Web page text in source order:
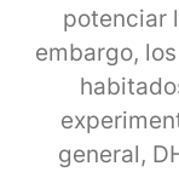
potenciar
embargo,
general,